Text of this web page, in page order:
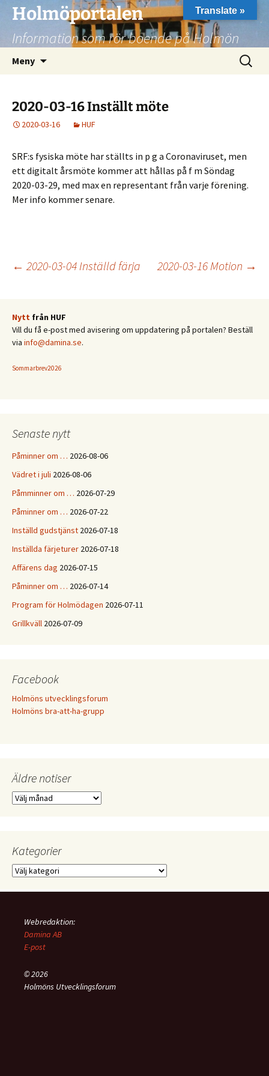
Hoppa
innehåll
Holmöportalen
Information som rör boende på Holmön
Meny
Sök
efter:
2020-03-16 Inställt möte
2020-03-16 HUF
SRF:s fysiska möte har ställts in p g a Coronaviruset, men
ett digitalt årsmöte kommer att hållas på f m Söndag
2020-03-29, med max en representant från varje förening.
Mer info kommer senare.
Inläggsnavigering
← 2020-03-04 Inställd färja 2020-03-16 Motion →
Nytt från HUF
Vill du få e-post med avisering om uppdatering på portalen? Beställ
via info@damina.se.
Sommarbrev2026
Senaste nytt
Påminner om … 2026-08-06
Vädret i juli 2026-08-06
Påmminner om … 2026-07-29
Påminner om … 2026-07-22
Inställd gudstjänst 2026-07-18
Inställda färjeturer 2026-07-18
Affärens dag 2026-07-15
Påminner om … 2026-07-14
Program för Holmödagen 2026-07-11
Grillkväll 2026-07-09
Facebook
Holmöns utvecklingsforum
Holmöns bra-att-ha-grupp
Äldre notiser
Äldre
Kategorier
Kategorier
Webredaktion:
Damina AB
E-post
© 2026
Holmöns Utvecklingsforum
Translate »